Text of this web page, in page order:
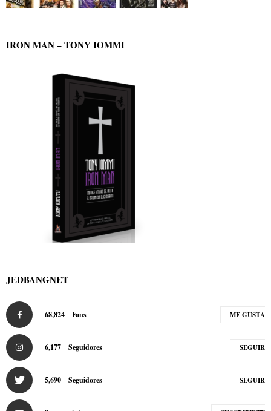
IRON MAN – TONY IOMMI
JEDBANGNET
68,824 Fans ME GUSTA
6,177 Seguidores SEGUIR
5,690 Seguidores SEGUIR